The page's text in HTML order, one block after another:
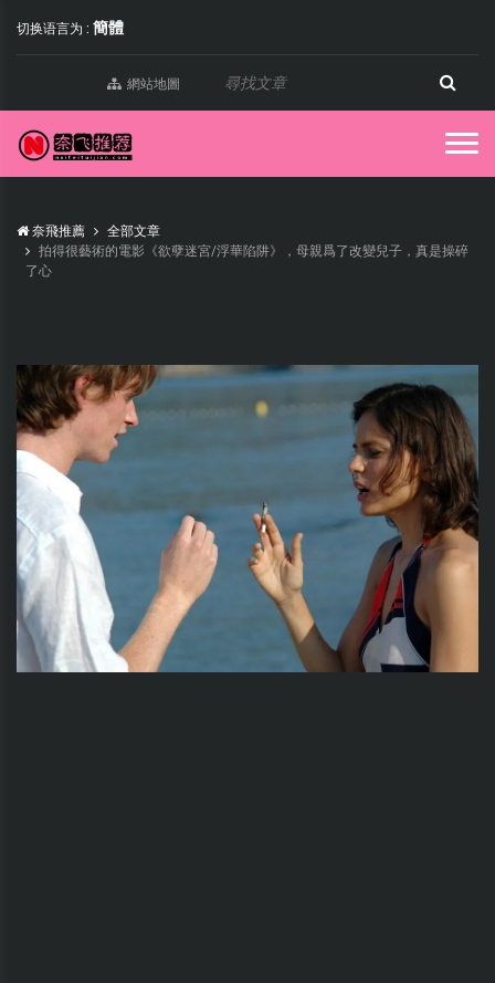
切换语言为 : 簡體
網站地圖
奈飛推薦
全部文章
拍得很藝術的電影《欲孽迷宮/浮華陷阱》，母親爲了改變兒子，真是操碎
了心